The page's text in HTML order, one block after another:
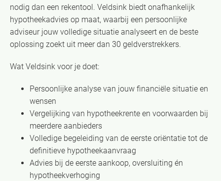
nodig dan een rekentool. Veldsink biedt onafhankelijk
hypotheekadvies op maat, waarbij een persoonlijke
adviseur jouw volledige situatie analyseert en de beste
oplossing zoekt uit meer dan 30 geldverstrekkers.
Wat Veldsink voor je doet:
Persoonlijke analyse van jouw financiële situatie en
wensen
Vergelijking van hypotheekrente en voorwaarden bij
meerdere aanbieders
Volledige begeleiding van de eerste oriëntatie tot de
definitieve hypotheekaanvraag
Advies bij de eerste aankoop, oversluiting én
hypotheekverhoging